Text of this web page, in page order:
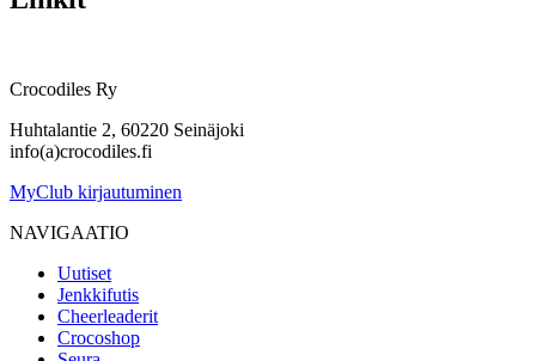
Crocodiles Ry
Huhtalantie 2, 60220 Seinäjoki
info(a)crocodiles.fi
MyClub kirjautuminen
NAVIGAATIO
Uutiset
Jenkkifutis
Cheerleaderit
Crocoshop